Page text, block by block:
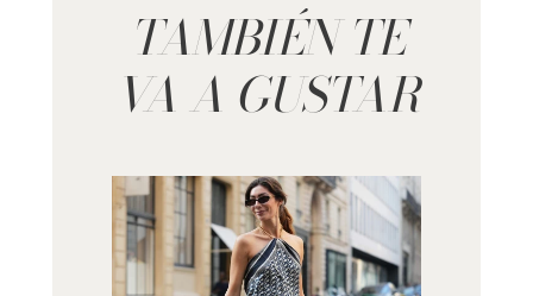
TAMBIÉN TE
VA A GUSTAR